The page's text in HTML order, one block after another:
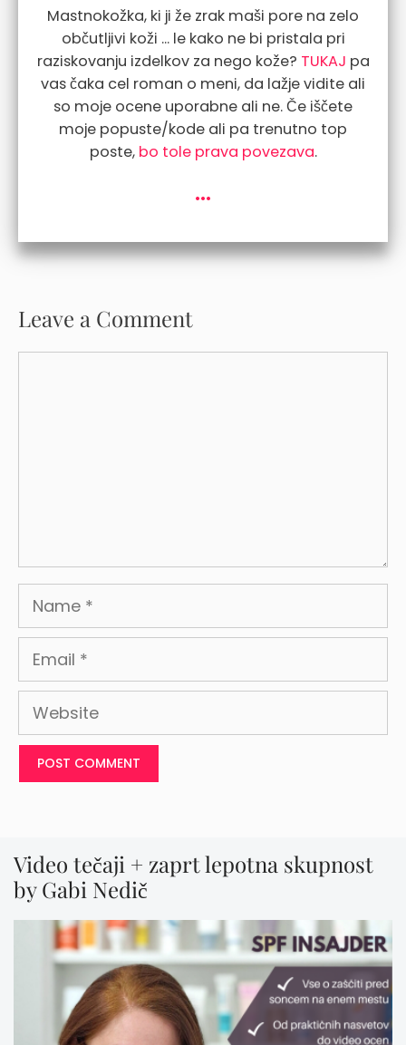
Mastnokožka, ki ji že zrak maši pore na zelo
občutljivi koži ... le kako ne bi pristala pri
raziskovanju izdelkov za nego kože? TUKAJ pa
vas čaka cel roman o meni, da lažje vidite ali
so moje ocene uporabne ali ne. Če iščete
moje popuste/kode ali pa trenutno top
poste, bo tole prava povezava.
...
Leave a Comment
Name
Email
Website
Video tečaji + zaprt lepotna skupnost
by Gabi Nedič